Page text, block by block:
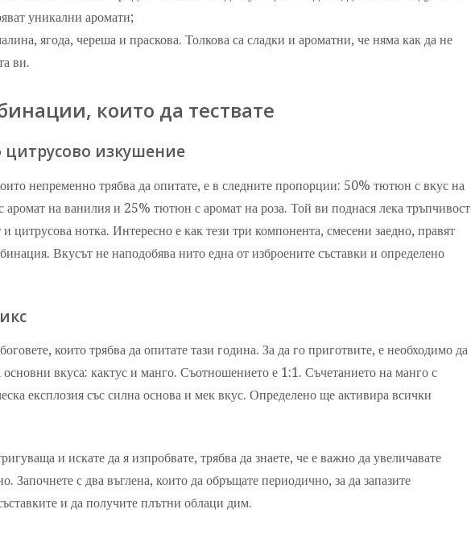
уникални аромати;
ягода, череша и праскова. Толкова са сладки и ароматни, че няма как да не
ви.
които да тествате
цитрусово изкушение
непременно трябва да опитате, е в следните пропорции: 50% тютюн с вкус на
на ванилия и 25% тютюн с аромат на роза. Той ви поднася лека тръпчивост
цитрусова нотка. Интересно е как тези три компонента, смесени заедно, правят
Вкусът не наподобява нито една от изброените съставки и определено
които трябва да опитате тази година. За да го приготвите, е необходимо да
вкуса: кактус и манго. Съотношението е 1:1. Съчетанието на манго с
експлозия със силна основа и мек вкус. Определено ще активира всички
и искате да я изпробвате, трябва да знаете, че е важно да увеличавате
Започнете с два въглена, които да обръщате периодично, за да запазите
и да получите плътни облаци дим.